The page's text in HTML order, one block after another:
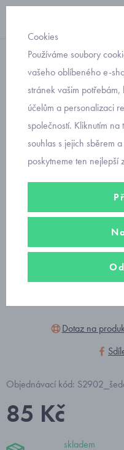
termo, froté
teplé
tučňák
Dotaz na
Objednávací kód:
85 Kč
skladem
Cookies
Používáme soubory
vašeho oblíbeného e-
stránek vašim potřebám,
účelům a personalizaci
společností. Kliknutím na
souhlas s jejich sběrem
poskytneme ten nejlepší